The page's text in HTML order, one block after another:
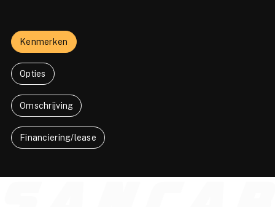
Kenmerken
Opties
Omschrijving
Financiering/lease